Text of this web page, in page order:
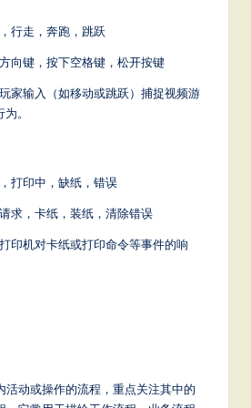
行走，奔跑，跳跃
向键，按下空格键，松开按键
家输入（如移动或跳跃）捕捉视频游
。
打印中，缺纸，错误
求，卡纸，装纸，清除错误
印机对卡纸或打印命令等事件的响
活动或操作的流程，重点关注其中的